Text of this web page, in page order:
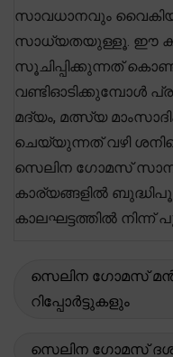
സാവധാനവും വൈകിയും
സാധ്യതയുള്ളൂ. ഈ
സൂചിപ്പിക്കുന്നത്
വണ്ടിഓടിക്കുമ്പോൾ
മദ്യം, മത്സ്യ
ചെയ്യുന്നത് വഴി
സെലിന ഗോമസ്
കാര്യങ്ങളിൽ
കാലഘട്ടത്തിൽ
സെലിന ഗോമസ്
റിപ്പോർട്ടുകളും
സെലിന ഗോമസ് ദശ